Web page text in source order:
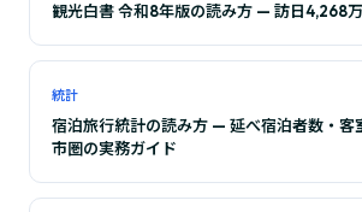
観光白書 令和8年版の読み方 — 訪日4,268
統計
宿泊旅行統計の読み方 — 延べ宿泊者数・客
市圏の実務ガイド